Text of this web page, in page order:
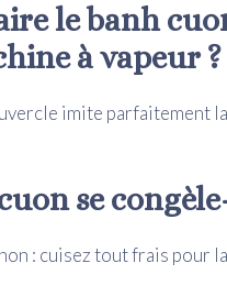
le banh
à vapeur ?
imite parfaitement
se
: cuisez tout frais pour